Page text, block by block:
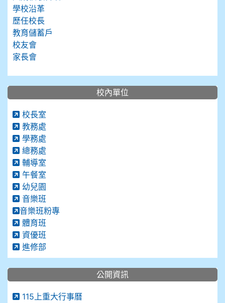
學校沿革
歷任校長
教育儲蓄戶
校友會
家長會
校內單位
校長室
教務處
學務處
總務處
輔導室
午餐室
幼兒園
音樂班
音樂班粉專
體育班
資優班
進修部
公開資訊
115上重大行事曆